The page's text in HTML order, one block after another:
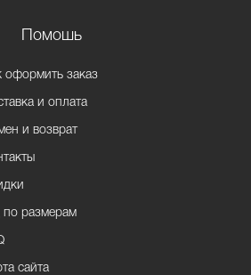
Помошь
оформить заказ
и оплата
и возврат
по размерам
сайта